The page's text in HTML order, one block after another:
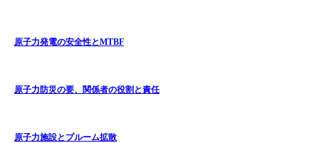
原子力発電の安全性とMTBF
原子力防災の要、関係者の役割と責任
原子力施設とプルーム拡散